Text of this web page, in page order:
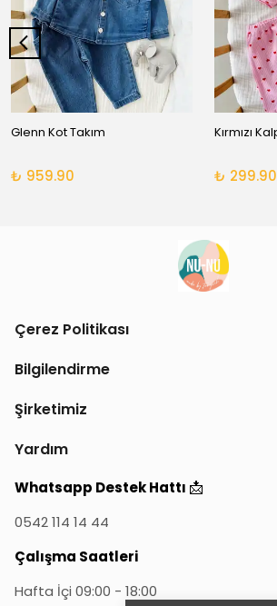
Glenn Kot Takım
₺ 959.90 ₺ 299.90
Çerez Politikası
Bilgilendirme
Şirketimiz
Yardım
Whatsapp Destek Hattı 📩
0542 114 14 44
Çalışma Saatleri
Hafta İçi 09:00 - 18:00